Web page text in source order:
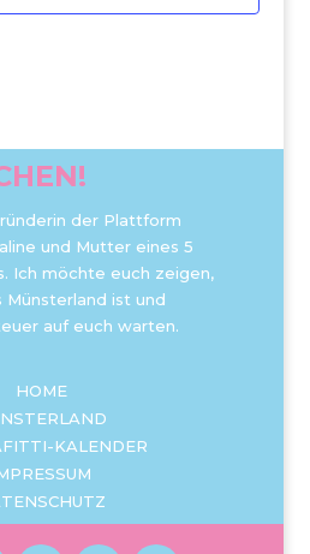
der Plattform
und Mutter eines 5
Ich möchte euch zeigen,
Münsterland ist und
auf euch warten.
HOME
KALENDER